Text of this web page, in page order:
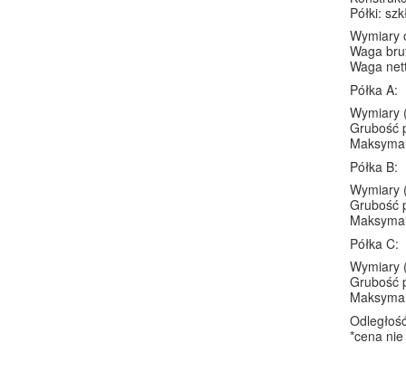
Półki:
Wymiary
Waga
Waga
Półka A:
Wymiary
Grubość
Półka B:
Wymiary
Grubość
Półka C:
Wymiary
Grubość
*cena